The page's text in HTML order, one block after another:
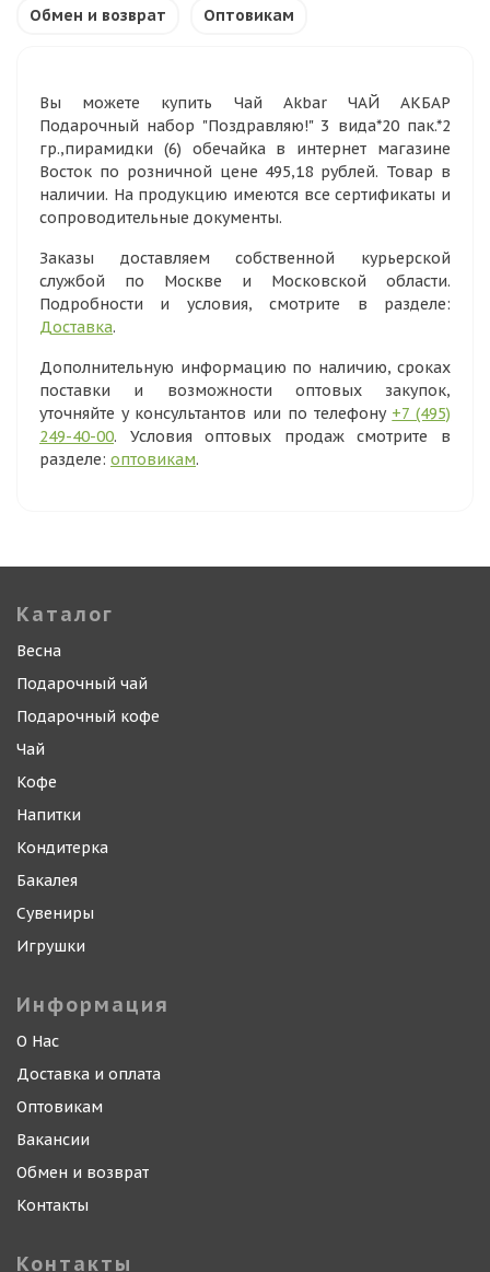
Обмен и возврат Оптовикам
Вы можете купить Чай Akbar ЧАЙ АКБАР
Подарочный набор "Поздравляю!" 3 вида*20 пак.*2
гр.,пирамидки (6) обечайка в интернет магазине
Восток по розничной цене 495,18 рублей. Товар в
наличии. На продукцию имеются все сертификаты и
сопроводительные документы.
Заказы доставляем собственной курьерской
службой по Москве и Московской области.
Подробности и условия, смотрите в разделе:
Доставка.
Дополнительную информацию по наличию, сроках
поставки и возможности оптовых закупок,
уточняйте у консультантов или по телефону +7 (495)
249-40-00. Условия оптовых продаж смотрите в
разделе: оптовикам.
Каталог
Весна
Подарочный чай
Подарочный кофе
Чай
Кофе
Напитки
Кондитерка
Бакалея
Сувениры
Игрушки
Информация
О Нас
Доставка и оплата
Оптовикам
Вакансии
Обмен и возврат
Контакты
Контакты